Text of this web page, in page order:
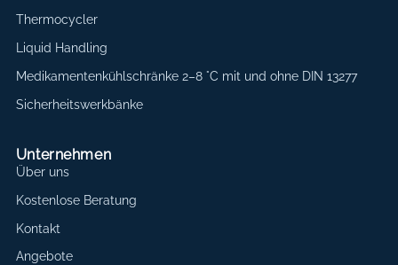
Thermocycler
Liquid Handling
Medikamentenkühlschränke 2–8 °C mit und ohne DIN 13277
Sicherheitswerkbänke
Unternehmen
Über uns
Kostenlose Beratung
Kontakt
Angebote